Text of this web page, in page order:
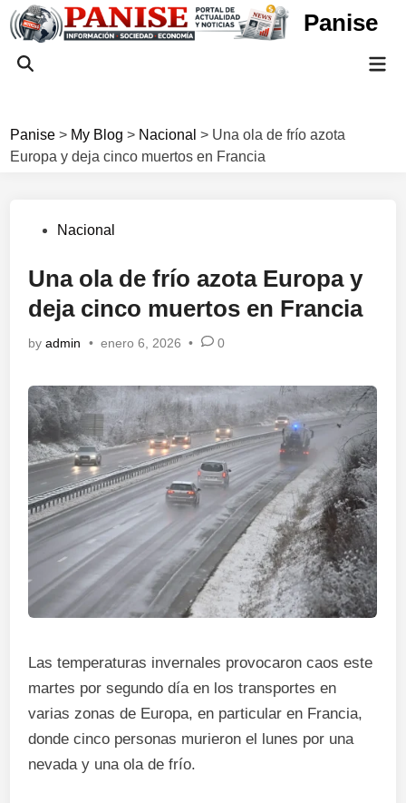
Skip
to
content
Panise
Open
Panise > My Blog > Nacional > Una ola de frío azota
Europa y deja cinco muertos en Francia
PostedNacional
Una ola de frío azota Europa y
deja cinco muertos en Francia
byadmin • enero 6, 2026 • 0
Las temperaturas invernales provocaron caos este
martes por segundo día en los transportes en
varias zonas de Europa, en particular en Francia,
donde cinco personas murieron el lunes por una
nevada y una ola de frío.